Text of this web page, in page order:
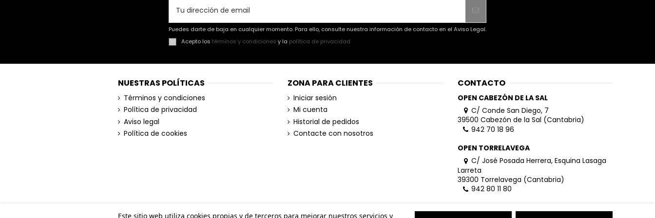
Puedes darte de baja en cualquier momento. Para ello, consulte nuestra información de contacto en el Aviso Legal.
Acepto los términos y condiciones y la política de privacidad
NUESTRAS POLÍTICAS
Términos y condiciones
Política de privacidad
Aviso legal
Política de cookies
ZONA PARA CLIENTES
Iniciar sesión
Mi cuenta
Historial de pedidos
Contacte con nosotros
CONTACTO
OPEN CABEZÓN DE LA SAL
C/ Conde San Diego, 7
39500 Cabezón de la Sal (Cantabria)
942 70 18 96
OPEN TORRELAVEGA
C/ José Posada Herrera, Esquina Lasaga
Larreta
39300 Torrelavega (Cantabria)
942 80 11 80
Este sitio web utiliza cookies propias y de terceros para mejorar nuestros servicios y